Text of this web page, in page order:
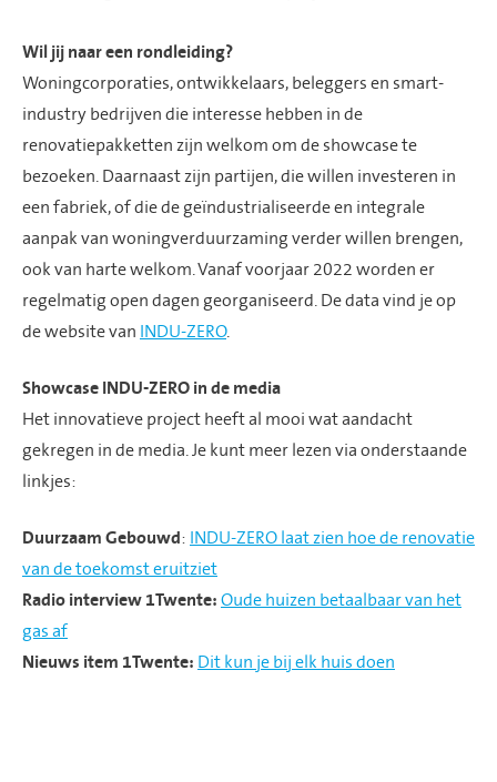
Wil jij naar een rondleiding?
Woningcorporaties, ontwikkelaars, beleggers en smart-
industry bedrijven die interesse hebben in de
renovatiepakketten zijn welkom om de showcase te
bezoeken. Daarnaast zijn partijen, die willen investeren in
een fabriek, of die de geïndustrialiseerde en integrale
aanpak van woningverduurzaming verder willen brengen,
ook van harte welkom. Vanaf voorjaar 2022 worden er
regelmatig open dagen georganiseerd. De data vind je op
de website van INDU-ZERO.
Showcase INDU-ZERO in de media
Het innovatieve project heeft al mooi wat aandacht
gekregen in de media. Je kunt meer lezen via onderstaande
linkjes:
Duurzaam Gebouwd: INDU-ZERO laat zien hoe de renovatie
van de toekomst eruitziet
Radio interview 1Twente: Oude huizen betaalbaar van het
gas af
Nieuws item 1Twente: Dit kun je bij elk huis doen